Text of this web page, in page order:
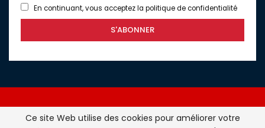
En continuant, vous acceptez la politique de confidentialité
Ce site Web utilise des cookies pour améliorer votre